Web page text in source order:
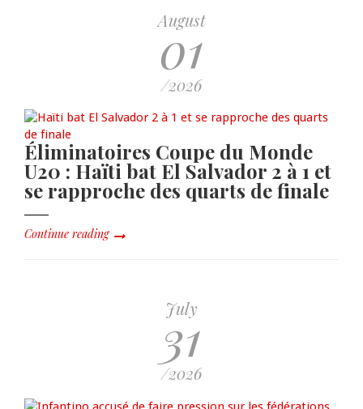
August
01
/2026
Éliminatoires Coupe du Monde
U20 : Haïti bat El Salvador 2 à 1 et
se rapproche des quarts de finale
Continue reading
July
31
/2026